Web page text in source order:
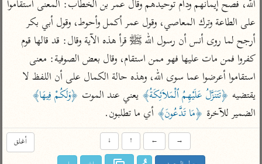
جمع الأقوال
تفسير ابن الجوزي
تفسير الماوردي
منتقاة
تفسير ابن القيم
تفسير ابن تيمية
تفسير الرازي
أخرى
أضواء البيان
نظم الدرر للبقاعي
لغة وبلاغة
التحرير والتنوير
تفسير ابن عثيمين
مركَّزة العبارة
تفسير الجلالين
جامع البيان للإيجي
تفسير النسفي
الوجيز للواحدي
على الطاعة وترك المعاصي، وقول عمر أكمل وأحوط، وقول أبي بكر
يقتضيه ﴿تَتَنَزَّلُ عَلَيْهِمُ ٱلْمَلاَئِكَةُ﴾ يعني عند الموت ﴿وَلَكُمْ فِيهَا﴾
الضمير للآخرة ﴿مَا تَدَّعُونَ﴾ أي ما تطلبون.
أغلق →
←
↑
↓